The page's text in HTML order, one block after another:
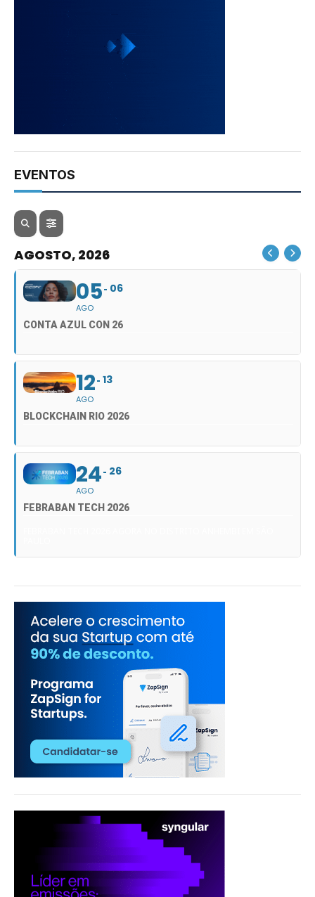
EVENTOS
AGOSTO, 2026
05
AGO
06
CONTA AZUL CON 26
12
AGO
13
BLOCKCHAIN RIO 2026
24
AGO
26
FEBRABAN TECH 2026